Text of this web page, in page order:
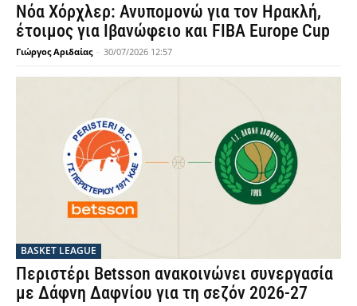
Νόα Χόρχλερ: Ανυπομονώ για τον Ηρακλή,
έτοιμος για Ιβανώφειο και FIBA Europe Cup
Γιώργος Αριδαίας - 30/07/2026 12:57
BASKET LEAGUE
Περιστέρι Betsson ανακοινώνει συνεργασία
με Δάφνη Δαφνίου για τη σεζόν 2026-27